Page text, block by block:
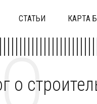
СТАТЬИ КАРТА
о